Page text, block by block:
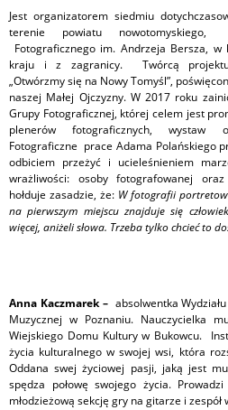
Jest organizatorem siedmiu
terenie powiatu nowotomyskiego,
Fotograficznego im. Andrzeja Bersza,
kraju i z zagranicy. Twórcą projektu
„Otwórzmy się na Nowy Tomyśl”,
naszej Małej Ojczyzny. W 2017 roku
Grupy Fotograficznej, której celem jest
plenerów fotograficznych, wystaw
Fotograficzne prace Adama Polańskiego
odbiciem przeżyć i ucieleśnieniem
wrażliwości: osoby fotografowanej
hołduje zasadzie, że: W fotografii
na pierwszym miejscu znajduje się
więcej, aniżeli słowa. Trzeba tylko chcieć to
Anna Kaczmarek –absolwentka
Muzycznej w Poznaniu. Nauczycielka
Wiejskiego Domu Kultury w Bukowcu.
życia kulturalnego w swojej wsi, która
Oddana swej życiowej pasji, jaką jest
spędza połowę swojego życia.
młodzieżową sekcję gry na gitarze i zespół